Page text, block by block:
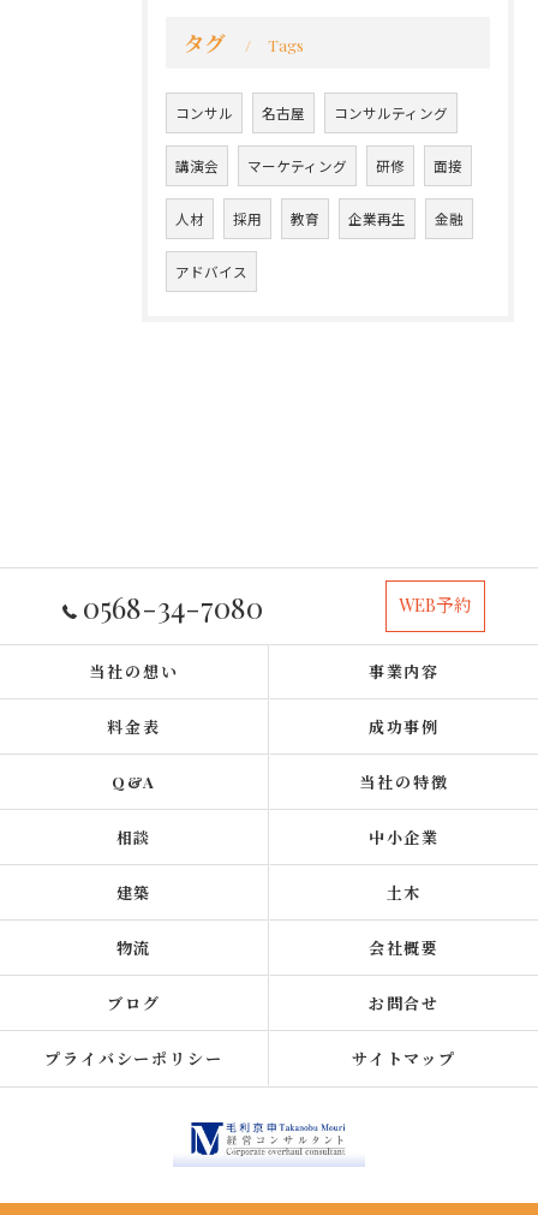
タグ Tags
コンサル 名古屋 コンサルティング
講演会 マーケティング 研修 面接
人材 採用 教育 企業再生 金融
アドバイス
0568-34-7080 WEB予約
当社の想い 事業内容
料金表 成功事例
Q&A 当社の特徴
相談 中小企業
建築 土木
物流 会社概要
ブログ お問合せ
プライバシーポリシー サイトマップ